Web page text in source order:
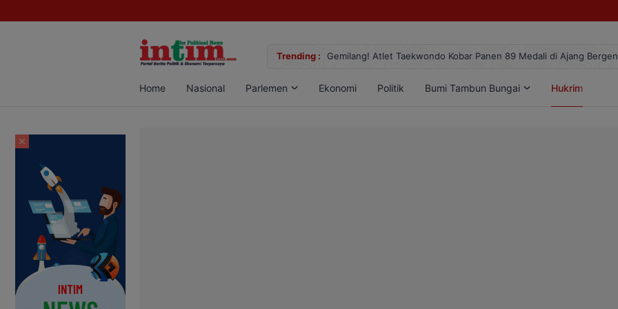
Trending :
Sabu di Pangkalan Bun, Dua Pelaku Diamankan Gemilang! Atlet Taekwondo Kobar Panen 89 Medali di Ajang
Home Nasional Parlemen Ekonomi Politik Bumi Tambun Bungai Hukrim